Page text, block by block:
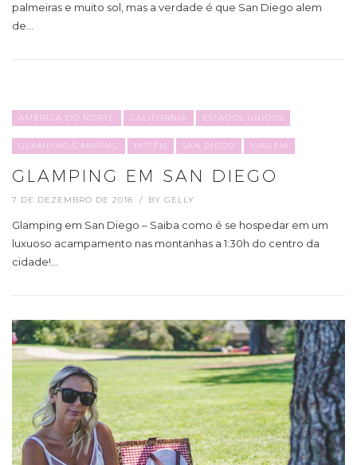
palmeiras e muito sol, mas a verdade é que San Diego alem
de…
AMÉRICA DO NORTE CALIFORNIA ESTADOS UNIDOS
GLAMPING/CAMPING HOTÉIS SAN DIEGO VIAGEM
GLAMPING EM SAN DIEGO
7 DE DEZEMBRO DE 2018 BY GELLY
Glamping em San Diego – Saiba como é se hospedar em um
luxuoso acampamento nas montanhas a 1:30h do centro da
cidade!…